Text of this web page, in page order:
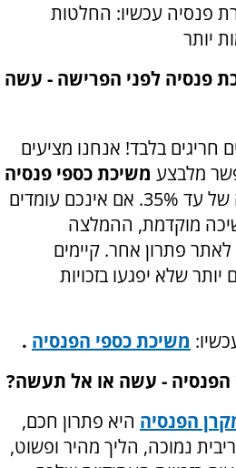
פנסיה עכשיו: החלטות
יותר
פנסיה לפני הפרישה - עשה
בלבד! אנחנו מציעים
מלבצע משיכת כספי פנסיה
מוקמדת ולשלם מס גבוה של עד 35%. אם אינכם עומדים
מוקדמת, ההמלצה
פתרון אחר. קיימים
שלא יפגעו בזכויות
משיכת כספי הפנסיה .
הפנסיה היא פתרון חכם,
נמוכה, הליך מהיר ופשוט,